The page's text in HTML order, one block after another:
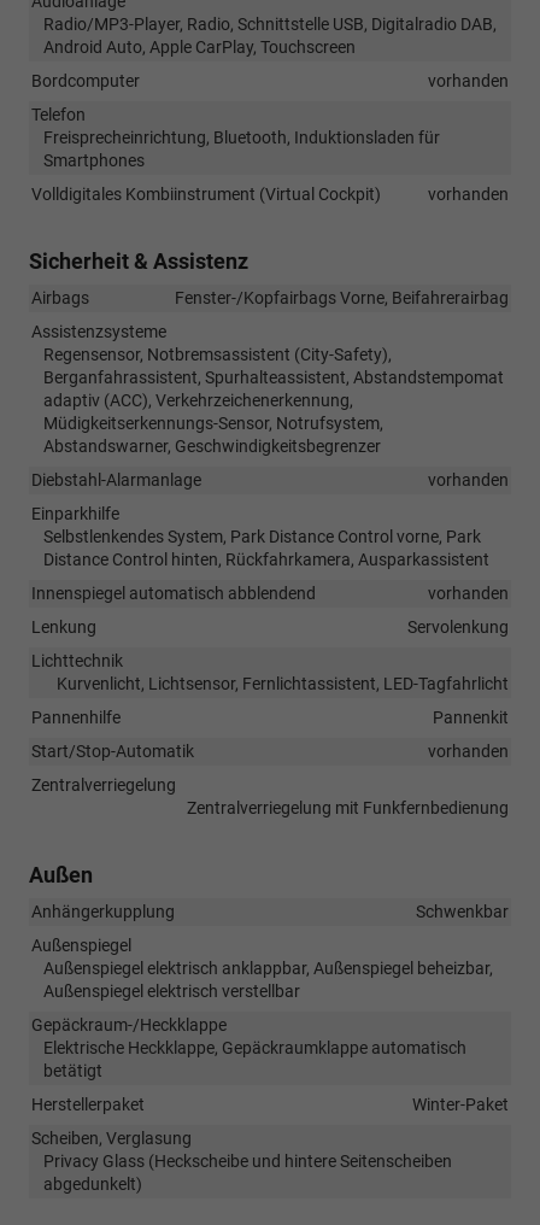
Radio/MP3-Player, Radio, Schnittstelle USB, Digitalradio DAB,
Android Auto, Apple CarPlay, Touchscreen
Bordcomputer
vorhanden
Telefon
Freisprecheinrichtung, Bluetooth, Induktionsladen für
Smartphones
Volldigitales Kombiinstrument (Virtual Cockpit)
vorhanden
Sicherheit & Assistenz
Airbags
Fenster-/Kopfairbags Vorne, Beifahrerairbag
Assistenzsysteme
Regensensor, Notbremsassistent (City-Safety),
Berganfahrassistent, Spurhalteassistent, Abstandstempomat
adaptiv (ACC), Verkehrzeichenerkennung,
Müdigkeitserkennungs-Sensor, Notrufsystem,
Abstandswarner, Geschwindigkeitsbegrenzer
Diebstahl-Alarmanlage
vorhanden
Einparkhilfe
Selbstlenkendes System, Park Distance Control vorne, Park
Distance Control hinten, Rückfahrkamera, Ausparkassistent
Innenspiegel automatisch abblendend
vorhanden
Lenkung
Servolenkung
Lichttechnik
Kurvenlicht, Lichtsensor, Fernlichtassistent, LED-Tagfahrlicht
Pannenhilfe
Pannenkit
Start/Stop-Automatik
vorhanden
Zentralverriegelung
Zentralverriegelung mit Funkfernbedienung
Außen
Anhängerkupplung
Schwenkbar
Außenspiegel
Außenspiegel elektrisch anklappbar, Außenspiegel beheizbar,
Außenspiegel elektrisch verstellbar
Gepäckraum-/Heckklappe
Elektrische Heckklappe, Gepäckraumklappe automatisch
betätigt
Herstellerpaket
Winter-Paket
Scheiben, Verglasung
Privacy Glass (Heckscheibe und hintere Seitenscheiben
abgedunkelt)